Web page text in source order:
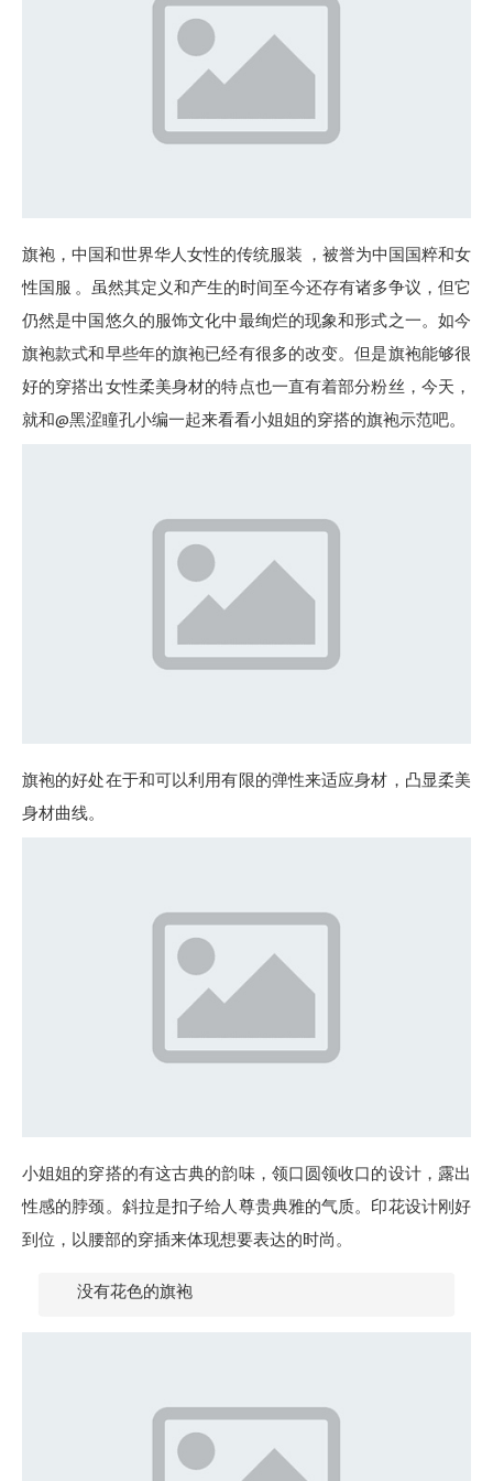
旗袍，中国和世界华人女性的传统服装 ，被誉为中国国粹和女
性国服 。虽然其定义和产生的时间至今还存有诸多争议，但它
仍然是中国悠久的服饰文化中最绚烂的现象和形式之一。如今
旗袍款式和早些年的旗袍已经有很多的改变。但是旗袍能够很
好的穿搭出女性柔美身材的特点也一直有着部分粉丝，今天，
就和@黑涩瞳孔小编一起来看看小姐姐的穿搭的旗袍示范吧。
旗袍的好处在于和可以利用有限的弹性来适应身材，凸显柔美
身材曲线。
小姐姐的穿搭的有这古典的韵味，领口圆领收口的设计，露出
性感的脖颈。斜拉是扣子给人尊贵典雅的气质。印花设计刚好
到位，以腰部的穿插来体现想要表达的时尚。
没有花色的旗袍